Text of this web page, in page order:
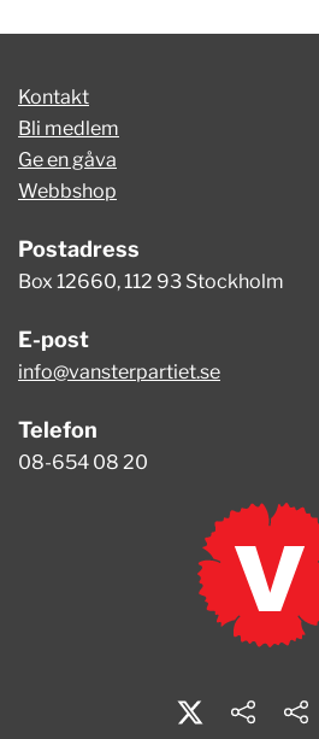
Kontakt
Bli medlem
Ge en gåva
Webbshop
Postadress
Box 12660, 112 93 Stockholm
E-post
info@vansterpartiet.se
Telefon
08-654 08 20